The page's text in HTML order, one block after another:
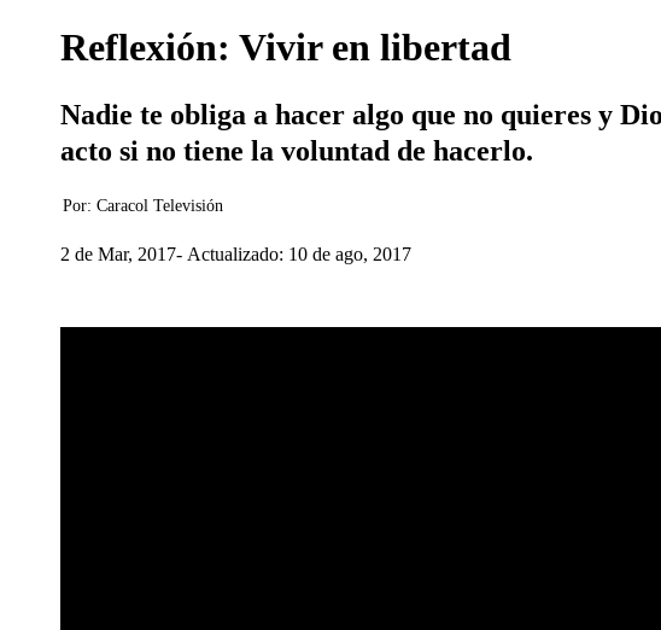
Reflexión: Vivir en libertad
Nadie te obliga a hacer algo que no quieres y
acto si no tiene la voluntad de hacerlo.
Por: Caracol Televisión
2 de Mar, 2017 Actualizado: 10 de ago, 2017